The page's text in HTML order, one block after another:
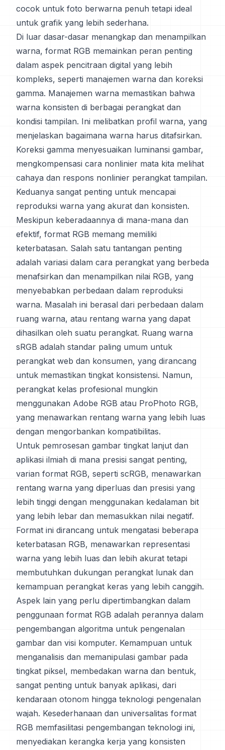
cocok untuk foto berwarna penuh tetapi ideal
untuk grafik yang lebih sederhana.
Di luar dasar-dasar menangkap dan menampilkan
warna, format RGB memainkan peran penting
dalam aspek pencitraan digital yang lebih
kompleks, seperti manajemen warna dan koreksi
gamma. Manajemen warna memastikan bahwa
warna konsisten di berbagai perangkat dan
kondisi tampilan. Ini melibatkan profil warna, yang
menjelaskan bagaimana warna harus ditafsirkan.
Koreksi gamma menyesuaikan luminansi gambar,
mengkompensasi cara nonlinier mata kita melihat
cahaya dan respons nonlinier perangkat tampilan.
Keduanya sangat penting untuk mencapai
reproduksi warna yang akurat dan konsisten.
Meskipun keberadaannya di mana-mana dan
efektif, format RGB memang memiliki
keterbatasan. Salah satu tantangan penting
adalah variasi dalam cara perangkat yang berbeda
menafsirkan dan menampilkan nilai RGB, yang
menyebabkan perbedaan dalam reproduksi
warna. Masalah ini berasal dari perbedaan dalam
ruang warna, atau rentang warna yang dapat
dihasilkan oleh suatu perangkat. Ruang warna
sRGB adalah standar paling umum untuk
perangkat web dan konsumen, yang dirancang
untuk memastikan tingkat konsistensi. Namun,
perangkat kelas profesional mungkin
menggunakan Adobe RGB atau ProPhoto RGB,
yang menawarkan rentang warna yang lebih luas
dengan mengorbankan kompatibilitas.
Untuk pemrosesan gambar tingkat lanjut dan
aplikasi ilmiah di mana presisi sangat penting,
varian format RGB, seperti scRGB, menawarkan
rentang warna yang diperluas dan presisi yang
lebih tinggi dengan menggunakan kedalaman bit
yang lebih lebar dan memasukkan nilai negatif.
Format ini dirancang untuk mengatasi beberapa
keterbatasan RGB, menawarkan representasi
warna yang lebih luas dan lebih akurat tetapi
membutuhkan dukungan perangkat lunak dan
kemampuan perangkat keras yang lebih canggih.
Aspek lain yang perlu dipertimbangkan dalam
penggunaan format RGB adalah perannya dalam
pengembangan algoritma untuk pengenalan
gambar dan visi komputer. Kemampuan untuk
menganalisis dan memanipulasi gambar pada
tingkat piksel, membedakan warna dan bentuk,
sangat penting untuk banyak aplikasi, dari
kendaraan otonom hingga teknologi pengenalan
wajah. Kesederhanaan dan universalitas format
RGB memfasilitasi pengembangan teknologi ini,
menyediakan kerangka kerja yang konsisten